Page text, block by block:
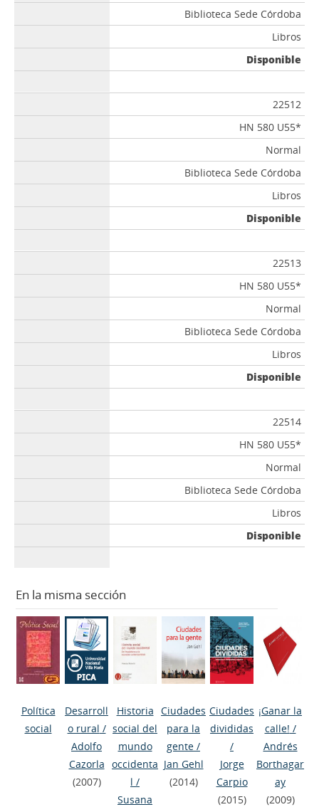
Biblioteca Sede Córdoba
Libros
Disponible
22512
HN 580 U55*
Normal
Biblioteca Sede Córdoba
Libros
Disponible
22513
HN 580 U55*
Normal
Biblioteca Sede Córdoba
Libros
Disponible
22514
HN 580 U55*
Normal
Biblioteca Sede Córdoba
Libros
Disponible
En la misma sección
Política
social
Desarroll
o rural /
Adolfo
Cazorla
(2007)
Historia
social del
mundo
occidenta
l /
Susana
Ciudades
para la
gente /
Jan Gehl
(2014)
Ciudades
divididas
/
Jorge
Carpio
(2015)
¡Ganar la
calle! /
Andrés
Borthagar
ay
(2009)